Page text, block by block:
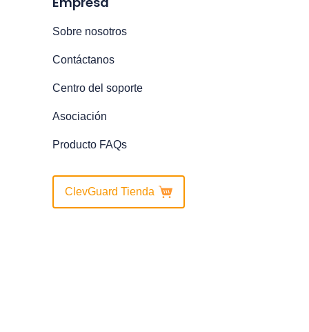
Sobre nosotros
Contáctanos
Centro del soporte
Asociación
Producto FAQs
ClevGuard Tienda